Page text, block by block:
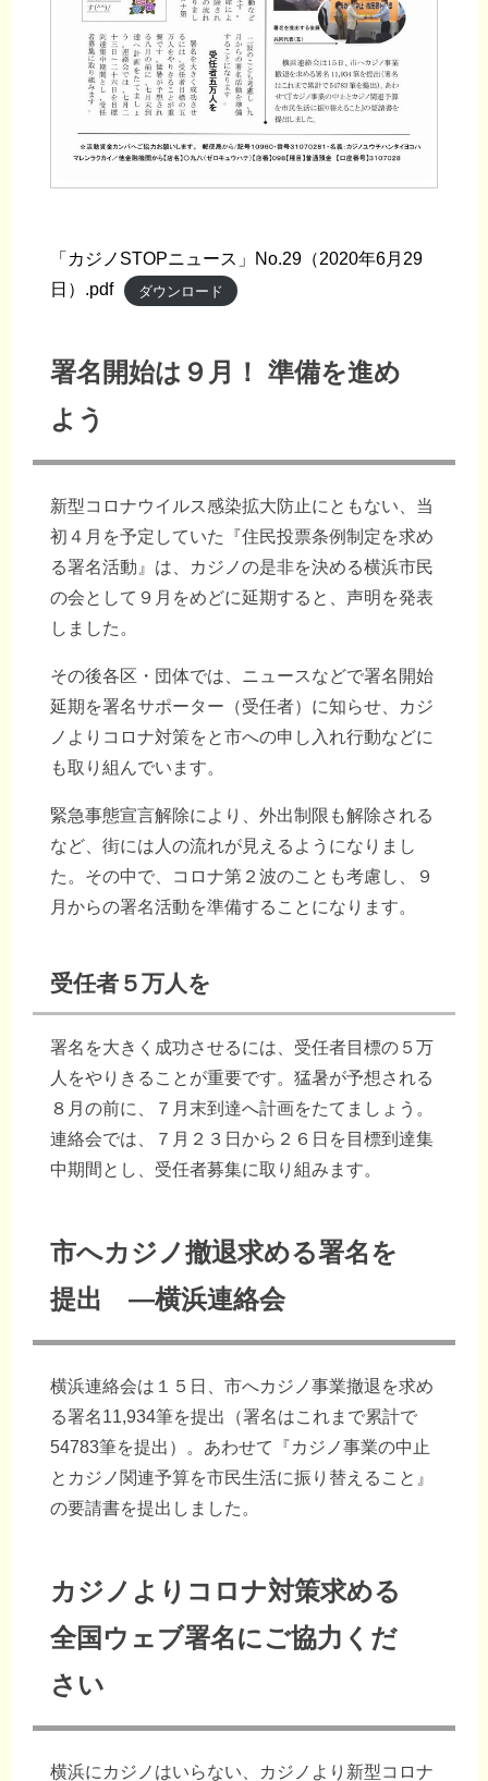
「カジノSTOPニュース」No.29（2020年6月29
日）.pdf
ダウンロード
署名開始は９月！ 準備を進め
よう
新型コロナウイルス感染拡大防止にともない、当
初４月を予定していた『住民投票条例制定を求め
る署名活動』は、カジノの是非を決める横浜市民
の会として９月をめどに延期すると、声明を発表
しました。
その後各区・団体では、ニュースなどで署名開始
延期を署名サポーター（受任者）に知らせ、カジ
ノよりコロナ対策をと市への申し入れ行動などに
も取り組んでいます。
緊急事態宣言解除により、外出制限も解除される
など、街には人の流れが見えるようになりまし
た。その中で、コロナ第２波のことも考慮し、９
月からの署名活動を準備することになります。
受任者５万人を
署名を大きく成功させるには、受任者目標の５万
人をやりきることが重要です。猛暑が予想される
８月の前に、７月末到達へ計画をたてましょう。
連絡会では、７月２３日から２６日を目標到達集
中期間とし、受任者募集に取り組みます。
市へカジノ撤退求める署名を
提出 ―横浜連絡会
横浜連絡会は１５日、市へカジノ事業撤退を求め
る署名11,934筆を提出（署名はこれまで累計で
54783筆を提出）。あわせて『カジノ事業の中止
とカジノ関連予算を市民生活に振り替えること』
の要請書を提出しました。
カジノよりコロナ対策求める
全国ウェブ署名にご協力くだ
さい
横浜にカジノはいらない、カジノより新型コロナ